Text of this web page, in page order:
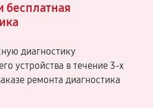
бесплатная
диагностику
устройства в течение 3-х
ремонта диагностика